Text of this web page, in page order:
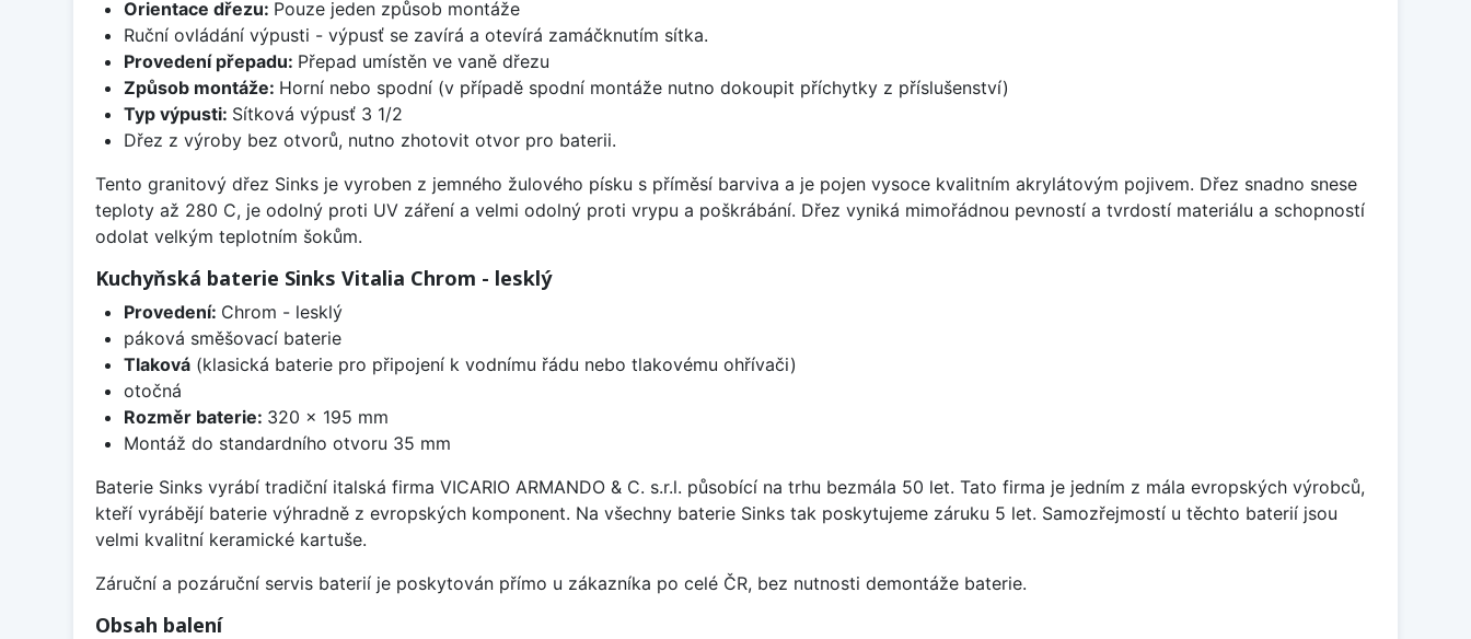
Orientace dřezu: Pouze jeden způsob montáže
Ruční ovládání výpusti - výpusť se zavírá a otevírá zamáčknutím sítka.
Provedení přepadu: Přepad umístěn ve vaně dřezu
Způsob montáže: Horní nebo spodní (v případě spodní montáže nutno dokoupit příchytky z příslušenství)
Typ výpusti: Sítková výpusť 3 1/2
Dřez z výroby bez otvorů, nutno zhotovit otvor pro baterii.
Tento granitový dřez Sinks je vyroben z jemného žulového písku s příměsí barviva a je pojen vysoce kvalitním akrylátovým pojivem. Dřez snadno snese
teploty až 280 C, je odolný proti UV záření a velmi odolný proti vrypu a poškrábání. Dřez vyniká mimořádnou pevností a tvrdostí materiálu a schopností
odolat velkým teplotním šokům.
Kuchyňská baterie Sinks Vitalia Chrom - lesklý
Provedení: Chrom - lesklý
páková směšovací baterie
Tlaková(klasická baterie pro připojení k vodnímu řádu nebo tlakovému ohřívači)
otočná
Rozměr baterie: 320 x 195 mm
Montáž do standardního otvoru 35 mm
Baterie Sinks vyrábí tradiční italská firma VICARIO ARMANDO & C. s.r.l. působící na trhu bezmála 50 let. Tato firma je jedním z mála evropských výrobců,
kteří vyrábějí baterie výhradně z evropských komponent. Na všechny baterie Sinks tak poskytujeme záruku 5 let. Samozřejmostí u těchto baterií jsou
velmi kvalitní keramické kartuše.
Záruční a pozáruční servis baterií je poskytován přímo u zákazníka po celé ČR, bez nutnosti demontáže baterie.
Obsah balení